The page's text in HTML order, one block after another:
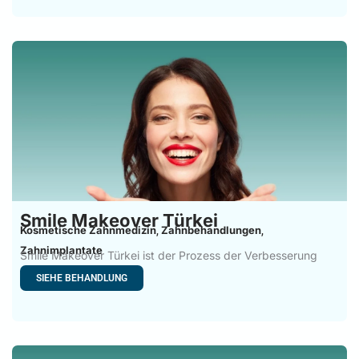
Smile Makeover Türkei
Kosmetische Zahnmedizin Zahnbehandlungen
Zahnimplantate
Smile Makeover Türkei ist der Prozess der Verbesserung
des Aussehens
SIEHE BEHANDLUNG